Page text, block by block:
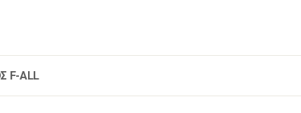
F-ALL